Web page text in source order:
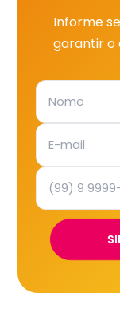
Informe
garantir o